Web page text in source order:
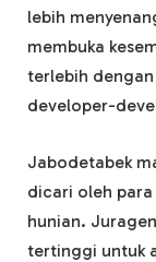
lebih
membuka
terlebih dengan
developer-
Jabodetabek
dicari oleh
hunian.
tertinggi untuk